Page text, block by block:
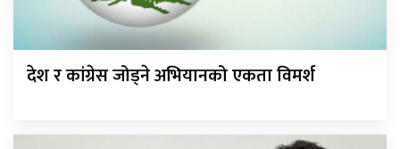
देश र कांग्रेस जोड्ने अभियानको एकता विमर्श